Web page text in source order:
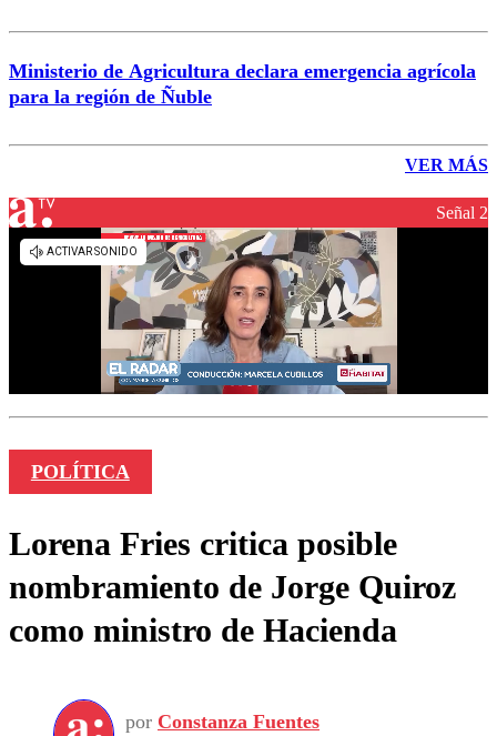
Ministerio de Agricultura declara emergencia agrícola
para la región de Ñuble
VER MÁS
Señal 2
POLÍTICA
Lorena Fries critica posible
nombramiento de Jorge Quiroz
como ministro de Hacienda
por Constanza Fuentes